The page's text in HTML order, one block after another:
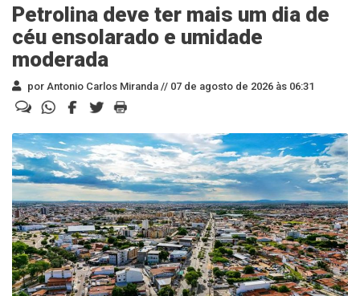
Petrolina deve ter mais um dia de
céu ensolarado e umidade
moderada
por Antonio Carlos Miranda // 07 de agosto de 2026 às 06:31